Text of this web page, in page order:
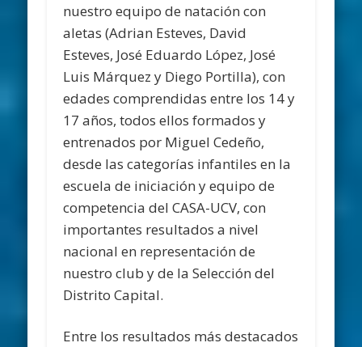
nuestro equipo de natación con
aletas (Adrian Esteves, David
Esteves, José Eduardo López, José
Luis Márquez y Diego Portilla), con
edades comprendidas entre los 14 y
17 años, todos ellos formados y
entrenados por Miguel Cedeño,
desde las categorías infantiles en la
escuela de iniciación y equipo de
competencia del CASA-UCV, con
importantes resultados a nivel
nacional en representación de
nuestro club y de la Selección del
Distrito Capital.
Entre los resultados más destacados